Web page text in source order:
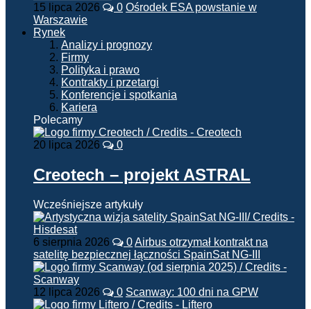
15 lipca 2026 0 Ośrodek ESA powstanie w
Warszawie
Rynek
Analizy i prognozy
Firmy
Polityka i prawo
Kontrakty i przetargi
Konferencje i spotkania
Kariera
Polecamy
20 lipca 2026 0
Creotech – projekt ASTRAL
Wcześniejsze artykuły
6 sierpnia 2026 0Airbus otrzymał kontrakt na
satelitę bezpiecznej łączności SpainSat NG-III
12 lipca 2026 0 Scanway: 100 dni na GPW